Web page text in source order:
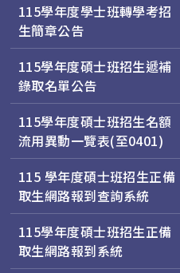
115學年度學士班轉學考招
生簡章公告
115學年度碩士班招生遞補
錄取名單公告
115學年度碩士班招生名額
流用異動一覽表(至0401)
115 學年度碩士班招生正備
取生網路報到查詢系統
115學年度碩士班招生正備
取生網路報到系統